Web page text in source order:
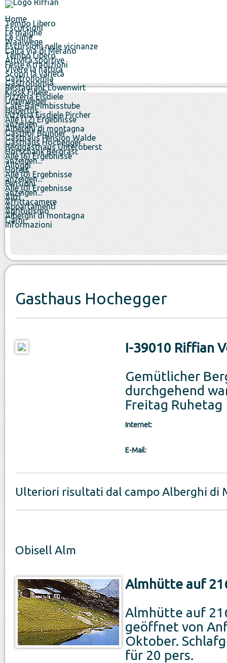
Home
Tempo Libero
Escursioni
Le malghe
Le cime
Waalwege
Escursioni nelle vicinanze
L'alta via di Merano
Tempo Libero
Attivitá sportive
Feste e tradizioni
Vivere la natura
Scopri la varietá
Gastronomia
Gastronomia
Restaurant Löwenwirt
Kiosk Finele
Pizzeria Eisdiele
Unterweger
Cafe-Bar-Imbisstube
Hubertus
Pizzeria Eisdiele Pircher
Alle (12) Ergebnisse
anzeigen...
Alberghi di montagna
Gasthof Brunner
Gasthaus Pension Walde
Gasthaus Hochegger
Berggasthaus Unteröberst
Hofschank Bergrast
Alle (6) Ergebnisse
anzeigen...
Alloggi
Hotels
Alle (0) Ergebnisse
anzeigen...
Pensioni
Alle (0) Ergebnisse
anzeigen...
Altri
Affittacamere
Appartamenti
Agriturismo
Alberghi di montagna
Garni
Informazioni
Gasthaus Hochegger
I-39010 Riffian
Gemütlicher
durchgehend
Freitag Ruhetag
Internet:
E-Mail:
Ulteriori risultati dal campo Alberghi di
Obisell Alm
Almhütte auf
Almhütte auf
geöffnet von
Oktober.
für 20 pers.